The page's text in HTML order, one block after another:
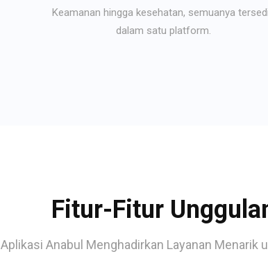
Keamanan hingga kesehatan, semuanya
dalam satu platform.
Fitur-Fitur
Aplikasi Anabul Menghadirkan Layanan Menarik